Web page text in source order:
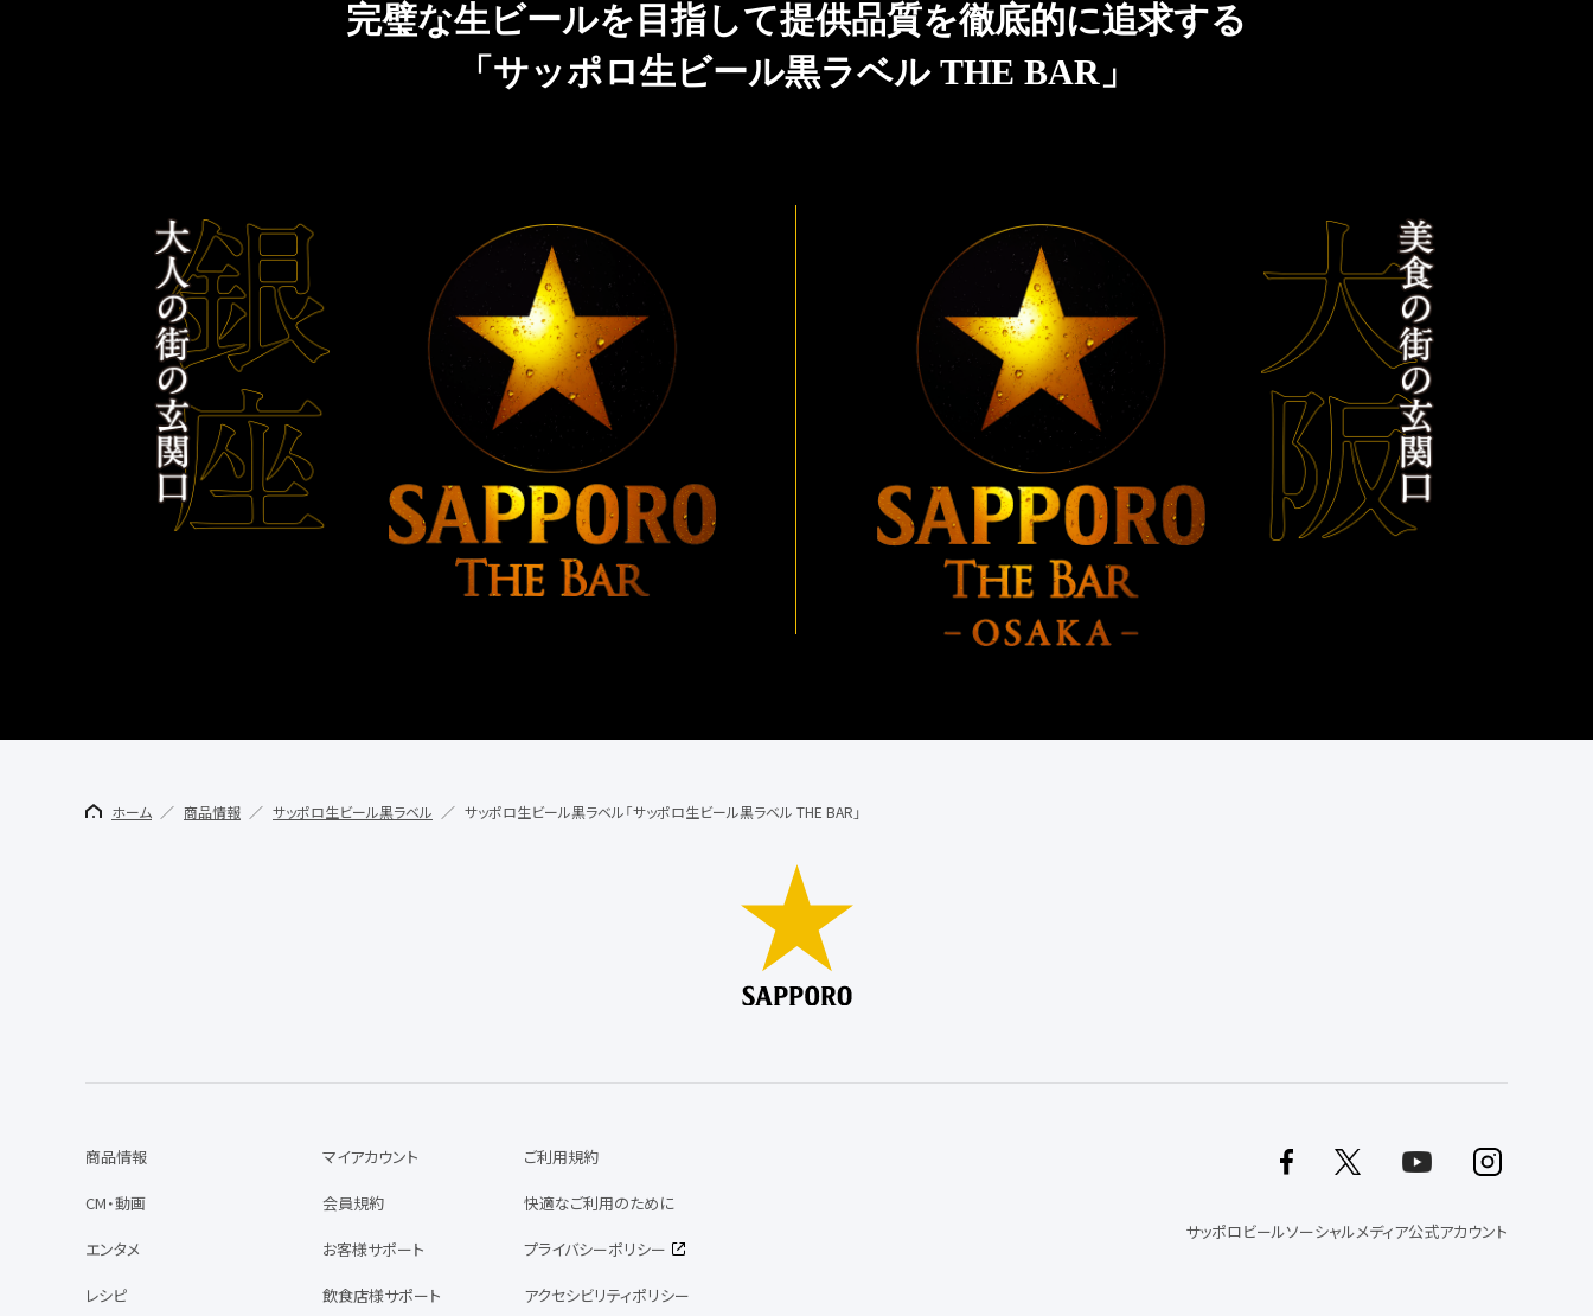
完璧な生ビールを目指して提供品質を徹底的に追求する
「サッポロ生ビール黒ラベル THE BAR」
ホーム 商品情報 サッポロ生ビール黒ラベル サッポロ生ビール黒ラベル「サッポロ生ビール黒ラベル THE BAR」
サッポロビールソーシャルメディア公式アカウント
商品情報
CM・動画
エンタメ
レシピ
マイアカウント
会員規約
お客様サポート
飲食店様サポート
ご利用規約
快適なご利用のために
プライバシーポリシー
アクセシビリティポリシー